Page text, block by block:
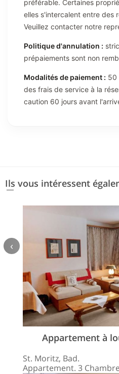
préférable. Certaines
elles s'intercalent entre des
Veuillez contacter notre
Politique d'annulation :
prépaiements sont non
Modalités de paiement : 50
des frais de service à la
caution 60 jours avant
Ils vous intéressent
Appartement à
St. Moritz, Bad.
Appartement. 3
‹